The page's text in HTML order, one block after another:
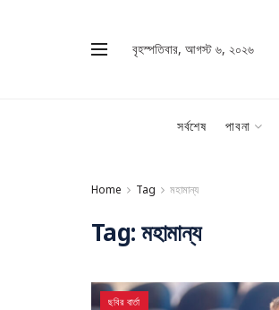
বৃহস্পতিবার, আগস্ট ৬, ২০২৬
সর্বশেষ পাবনা
Home Tag মহামান্য
Tag:মহামান্য
ছবির বার্তা